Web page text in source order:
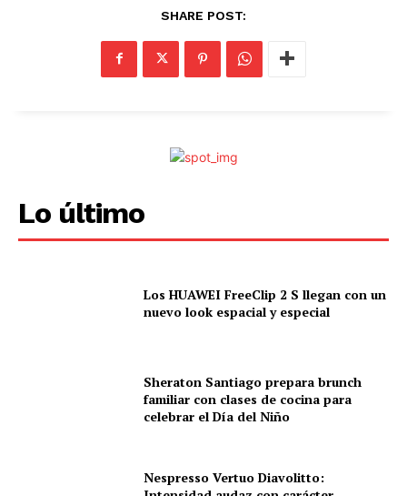
SHARE POST:
Lo último
Los HUAWEI FreeClip 2 S llegan con un
nuevo look espacial y especial
Sheraton Santiago prepara brunch
familiar con clases de cocina para
celebrar el Día del Niño
Nespresso Vertuo Diavolitto: